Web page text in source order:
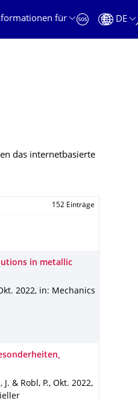
für
DE
das internetbasierte
152 Einträge
in metallic
2022, in: Mechanics
& Robl, P., Okt. 2022,